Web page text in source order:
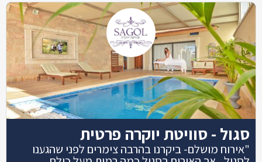
סגול - סוויטת יוקרה פרטית
"אירוח מושלם- ביקרנו בהרבה צימרים לפני שהגענו